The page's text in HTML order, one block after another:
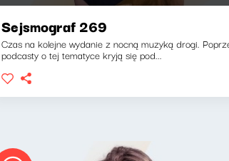
Sejsmograf 269
Czas na kolejne wydanie z nocną muzyką drogi.
podcasty o tej tematyce kryją się pod...